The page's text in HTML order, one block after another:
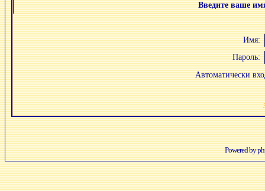
Введите ваше
Имя:
Пароль:
Автоматически
Powered by